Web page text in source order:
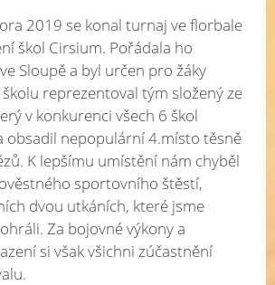
2019 se konal turnaj ve florbale
škol Cirsium. Pořádala ho
Sloupě a byl určen pro žáky
reprezentoval tým složený ze
v konkurenci všech 6 škol
obsadil nepopulární 4.místo těsně
K lepšímu umístění nám chyběl
sportovního štěstí,
dvou utkáních, které jsme
Za bojovné výkony a
si však všichni zúčastnění